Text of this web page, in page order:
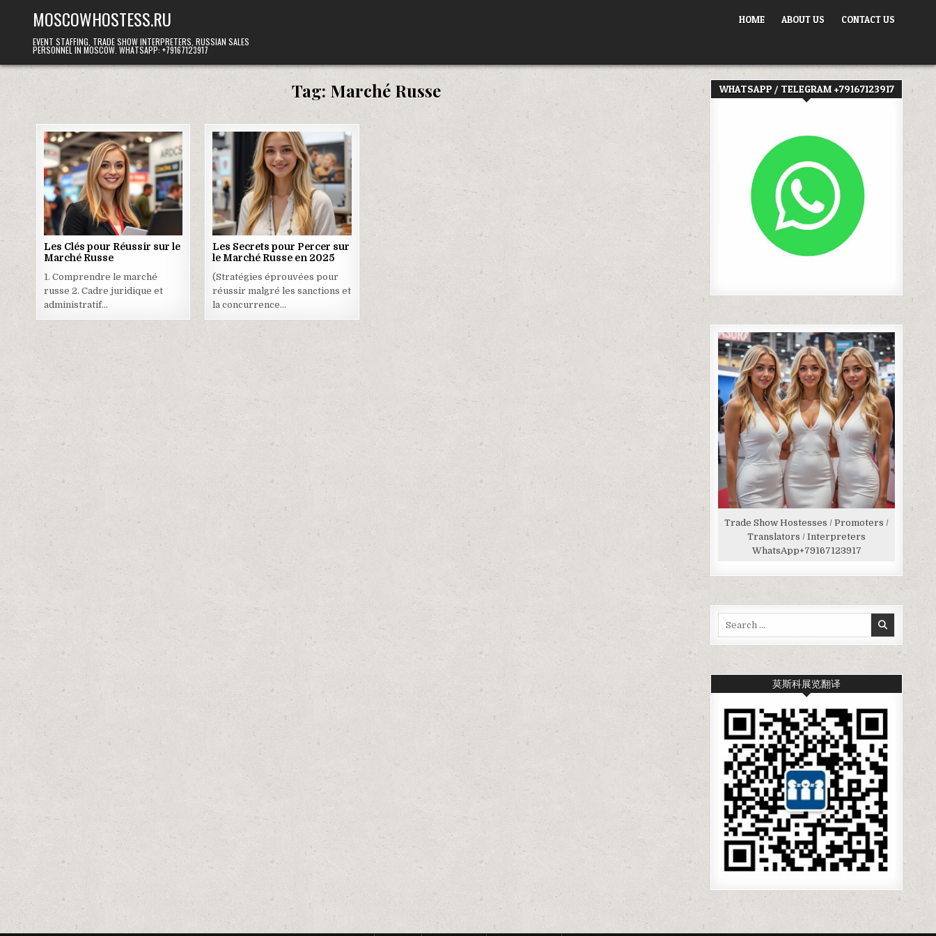
MOSCOWHOSTESS.RU
EVENT STAFFING, TRADE SHOW INTERPRETERS, RUSSIAN SALES
PERSONNEL IN MOSCOW. WHATSAPP: +79167123917
HOME ABOUT US CONTACT US
Tag: Marché Russe
Les Clés pour Réussir sur le
Marché Russe
1. Comprendre le marché
russe 2. Cadre juridique et
administratif…
Les Secrets pour Percer sur
le Marché Russe en 2025
(Stratégies éprouvées pour
réussir malgré les sanctions et
la concurrence…
WHATSAPP / TELEGRAM +79167123917
Trade Show Hostesses / Promoters /
Translators / Interpreters
WhatsApp+79167123917
莫斯科展览翻译